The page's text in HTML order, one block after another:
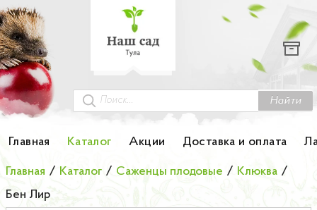
Найти
Главная Каталог Акции Доставка и оплата
Каталог
Гортензии
Грунты
Колоновидные деревья
Лук-севок
Главная / Каталог / Саженцы плодовые / Клюква /
Бен Лир